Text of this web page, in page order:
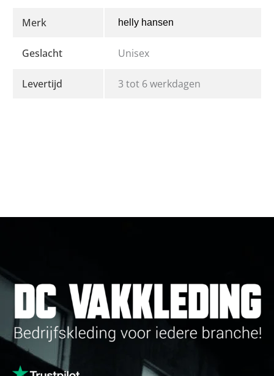
Merk helly hansen
Geslacht Unisex
Levertijd 3 tot 6 werkdagen